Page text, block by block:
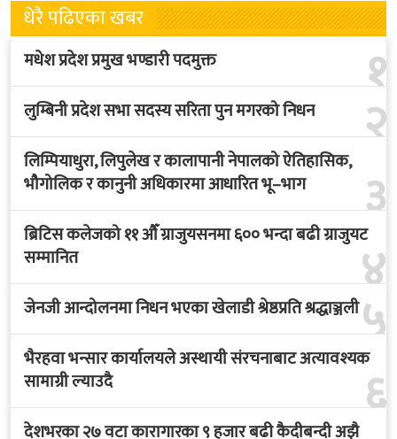
धेरै पढिएका खबर
१
मधेश प्रदेश प्रमुख भण्डारी पदमुक्त
२
लुम्बिनी प्रदेश सभा सदस्य सरिता पुन मगरको निधन
३
लिम्पियाधुरा, लिपुलेख र कालापानी नेपालको ऐतिहासिक,
भौगोलिक र कानुनी अधिकारमा आधारित भू–भाग
४
ब्रिटिस कलेजको ११ औँ ग्राजुयसनमा ६०० भन्दा बढी ग्राजुयट
सम्मानित
५
जेनजी आन्दोलनमा निधन भएका खेलाडी श्रेष्ठप्रति श्रद्धाञ्जली
६
भैरहवा भन्सार कार्यालयले अस्थायी संरचनाबाट अत्यावश्यक
सामाग्री ल्याउदै
देशभरका २७ वटा कारागारका ९ हजार बढी कैदीबन्दी अझै